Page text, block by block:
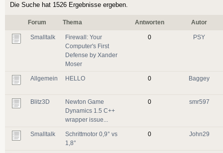
Die Suche hat 1526 Ergebnisse ergeben.
Forum Thema Antworten Autor
Smalltalk
Firewall: Your
Computer's First
Defense by Xander
Moser
0 PSY
Allgemein HELLO 0 Baggey
Blitz3D
Newton Game
Dynamics 1.5 C++
wrapper issue...
0 smr597
Smalltalk
Schrittmotor 0,9° vs
1,8°
0 John29